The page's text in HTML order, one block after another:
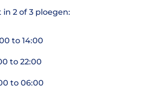
in 2 of 3 ploegen:
to 14:00
to 22:00
to 06:00